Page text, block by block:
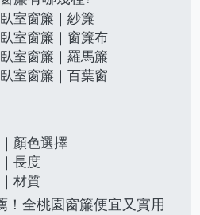
室窗簾｜紗簾
室窗簾｜窗簾布
室窗簾｜羅馬簾
室窗簾｜百葉窗
顏色選擇
長度
材質
！全桃園窗簾便宜又實用